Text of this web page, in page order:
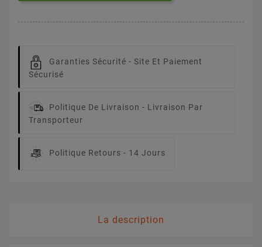
Garanties Sécurité - Site Et Paiement
Sécurisé
Politique De Livraison - Livraison Par
Transporteur
Politique Retours - 14 Jours
La description